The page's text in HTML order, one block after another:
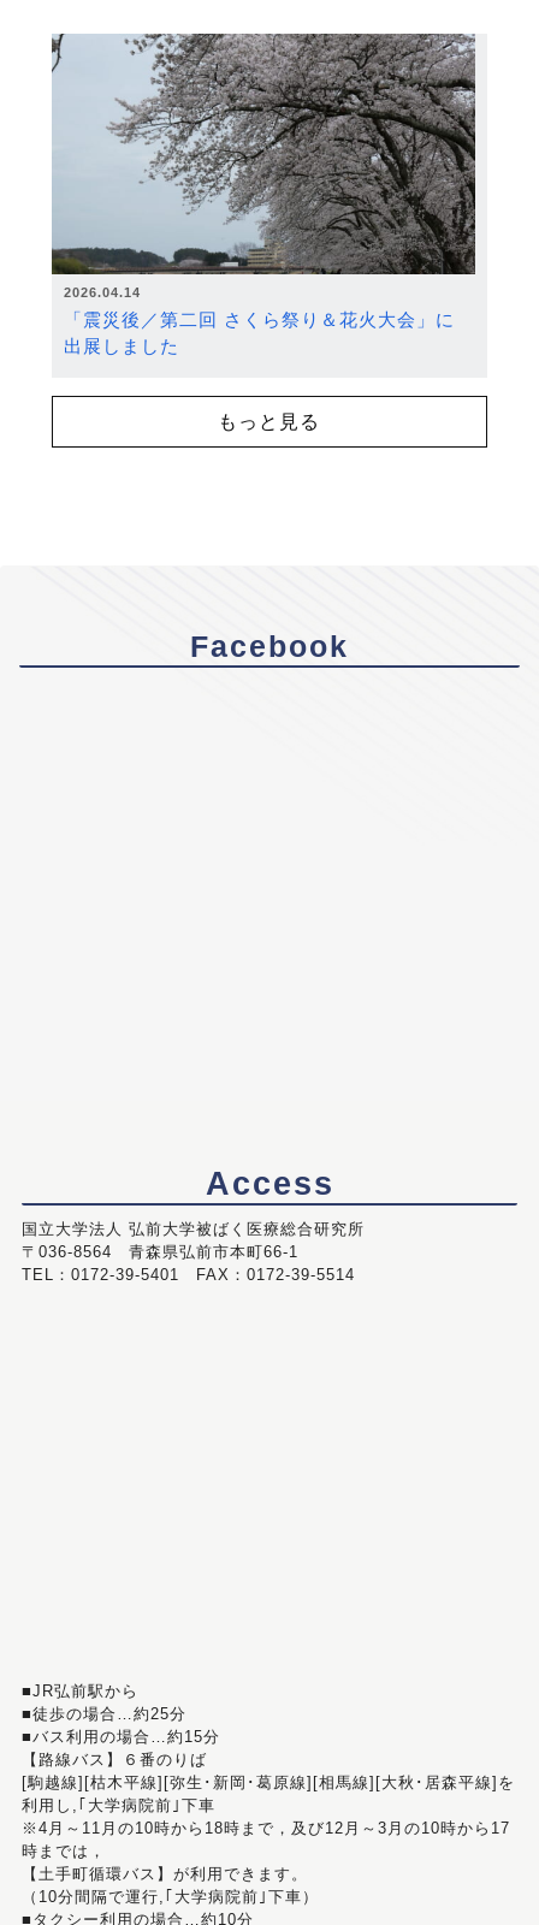
2026.04.14
「震災後／第二回 さくら祭り＆花火大会」に
出展しました
もっと見る
Facebook
Access
国立大学法人 弘前大学被ばく医療総合研究所
〒036-8564 青森県弘前市本町66-1
TEL：0172-39-5401 FAX：0172-39-5514
■JR弘前駅から
■徒歩の場合…約25分
■バス利用の場合…約15分
【路線バス】６番のりば
[駒越線][枯木平線][弥生･新岡･葛原線][相馬線][大秋･居森平線]を
利用し,｢大学病院前｣下車
※4月～11月の10時から18時まで，及び12月～3月の10時から17
時までは，
【土手町循環バス】が利用できます。
（10分間隔で運行,｢大学病院前｣下車）
■タクシー利用の場合…約10分